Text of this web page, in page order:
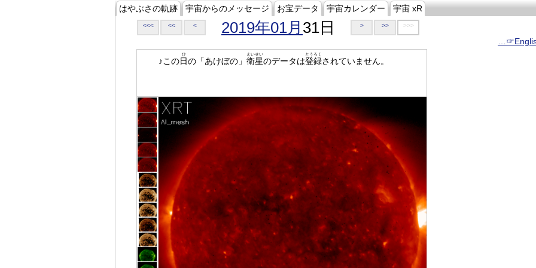
はやぶさの軌跡 宇宙からのメッセージ お宝データ 宇宙カレンダー 宇宙 xR
<<< << < 2019年01月 31日 > >> >>>
♪この日
ひ
の「あけぼの」 衛星
えいせい
のデータは登録
とうろく
されていません。